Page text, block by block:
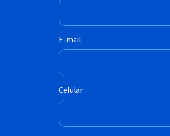
E-mail
Celular